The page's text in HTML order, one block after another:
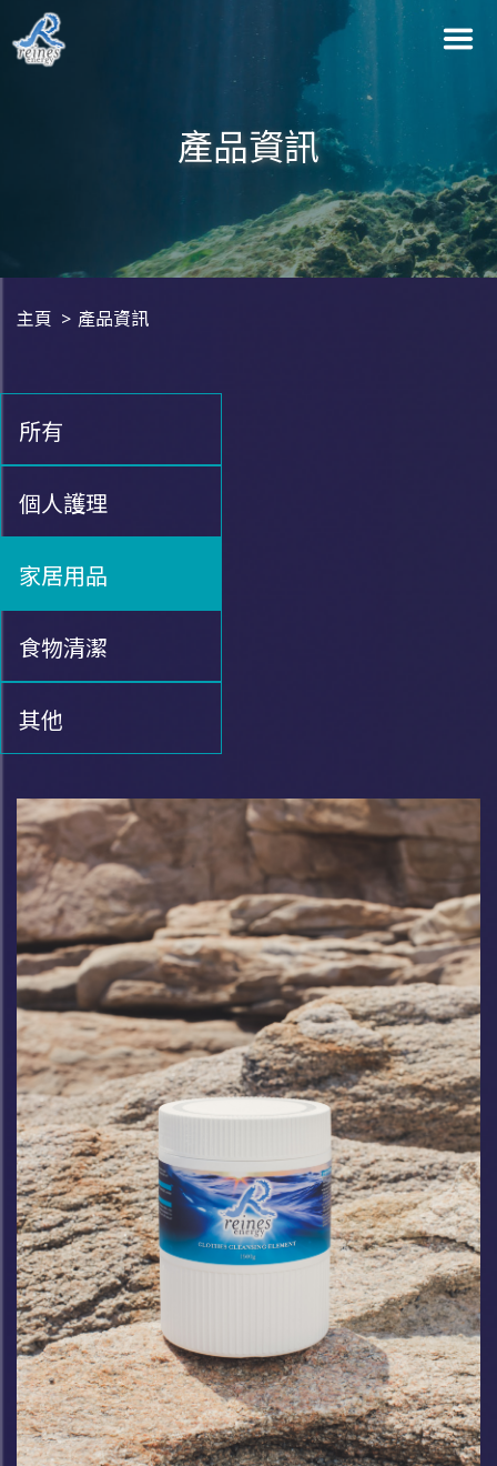
產品資訊
主頁 產品資訊
所有
個人護理
家居用品
食物清潔
其他